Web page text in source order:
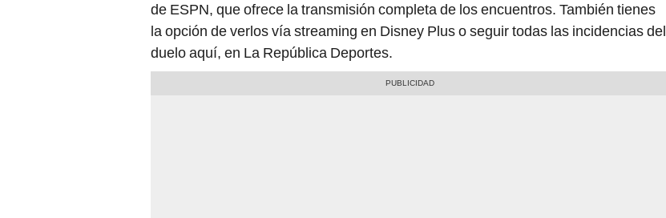
de ESPN, que ofrece la transmisión completa de los encuentros. También tienes
la opción de verlos vía streaming en Disney Plus o seguir todas las incidencias del
duelo aquí, en La República Deportes.